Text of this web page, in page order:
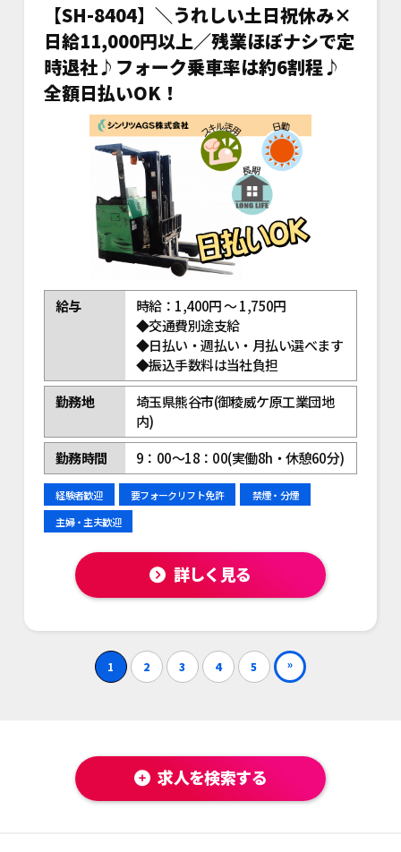
【SH-8404】＼うれしい土日祝休み×
日給11,000円以上／残業ほぼナシで定
時退社♪フォーク乗車率は約6割程♪
全額日払いOK！
給与
時給：1,400円 ～ 1,750円
◆交通費別途支給
◆日払い・週払い・月払い選べます
◆振込手数料は当社負担
勤務地
埼玉県熊谷市(御稜威ケ原工業団地
内)
勤務時間
9：00～18：00(実働8h・休憩60分)
経験者歓迎 要フォークリフト免許
禁煙・分煙
主婦・主夫歓迎
詳しく見る
1 2 3 4 5 »
求人を検索する